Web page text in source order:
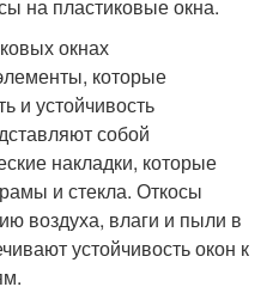
на пластиковые окна.
окнах
которые
и устойчивость
собой
накладки, которые
и стекла. Откосы
воздуха, влаги и пыли в
устойчивость окон к